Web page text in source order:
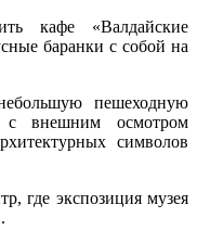
кафе «Валдайские
баранки с собой на
пешеходную
с внешним осмотром
символов
где экспозиция музея